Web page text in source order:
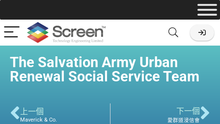
The Salvation Army Urban
Renewal Social Service Team
上一個
Maverick & Co.
下一個
愛群道浸信會